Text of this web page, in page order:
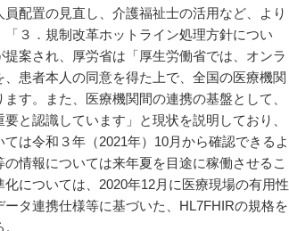
配置の見直し、介護福祉士の活用など、より
３．規制改革ホットライン処理方針につい
案され、厚労省は「厚生労働省では、オンラ
患者本人の同意を得た上で、全国の医療機関
す。また、医療機関間の連携の基盤として、
と認識しています」と現状を説明しており、
は令和３年（2021年）10月から確認できるよ
情報については来年夏を目途に稼働させるこ
については、2020年12月に医療現場の有用性
タ連携仕様等に基づいた、HL7FHIRの規格を